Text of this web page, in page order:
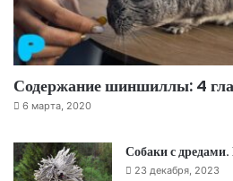
Содержание шиншиллы: 4
6 марта, 2020
Собаки с
23 декабря, 2023